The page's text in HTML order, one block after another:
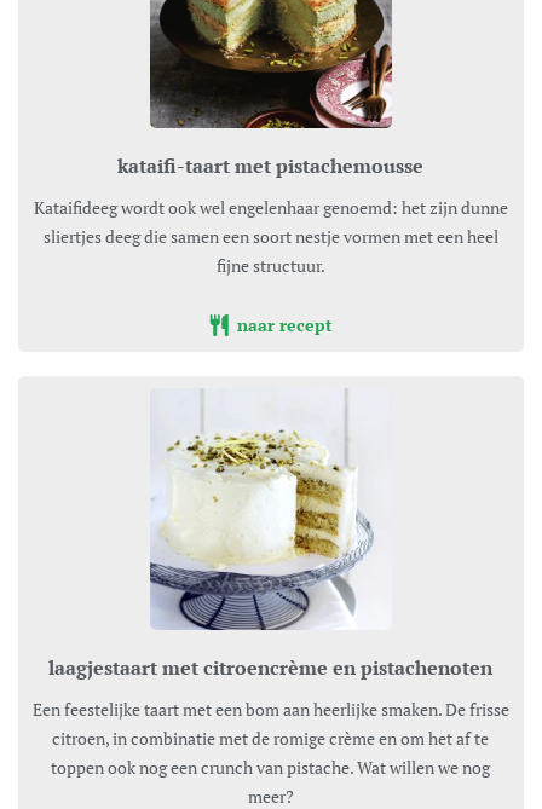
kataifi-taart met pistachemousse
Kataifideeg wordt ook wel engelenhaar genoemd: het zijn dunne
sliertjes deeg die samen een soort nestje vormen met een heel
fijne structuur.
naar recept
laagjestaart met citroencrème en pistachenoten
Een feestelijke taart met een bom aan heerlijke smaken. De frisse
citroen, in combinatie met de romige crème en om het af te
toppen ook nog een crunch van pistache. Wat willen we nog
meer?